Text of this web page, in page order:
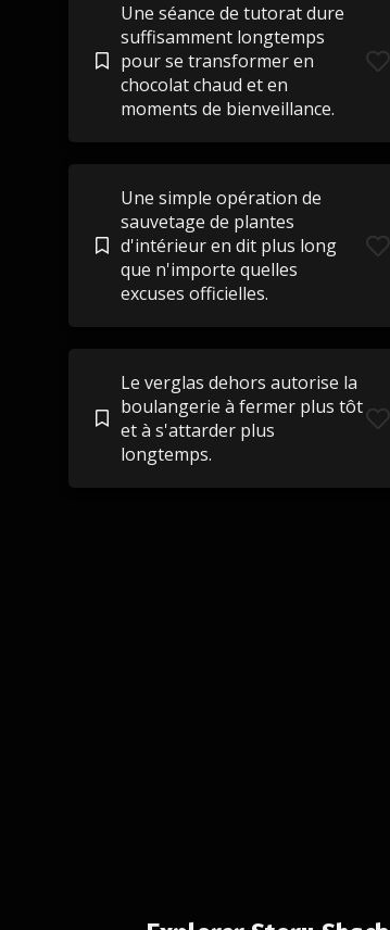
Une séance de tutorat dure
suffisamment longtemps
pour se transformer en
chocolat chaud et en
moments de bienveillance.
Une simple opération de
sauvetage de plantes
d'intérieur en dit plus long
que n'importe quelles
excuses officielles.
Le verglas dehors autorise la
boulangerie à fermer plus tôt
et à s'attarder plus
longtemps.